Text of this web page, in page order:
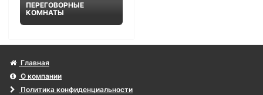
ПЕРЕГОВОРНЫЕ
КОМНАТЫ
Главная
О компании
Политика конфиденциальности